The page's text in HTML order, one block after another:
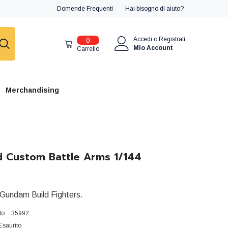
Domende Frequenti Hai bisogno di aiuto?
0
articoli
Carrello
Accedi o Registrati
Mio Account
Merchandising
Custom Battle Arms 1/144
Build Fighters.
35992
Esaurito